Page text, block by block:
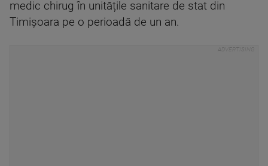
medic chirug în unitățile sanitare de stat din
Timișoara pe o perioadă de un an.